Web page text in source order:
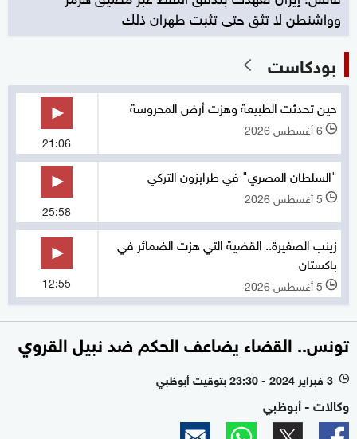
وواشنطن لا تثق حتى تثبت طهران ذلك
بودكاست
حين تحدثت الطبيعة وهزت أرض المحروسة
l 6 أغسطس 2026
21:06
"السلطان المصري" في طرابزون التركي
l 5 أغسطس 2026
25:58
زينب الصغيرة.. القضية التي هزت الضمائر في
باكستان
l 5 أغسطس 2026 12:55
تونس.. القضاء يضاعف الحكم ضد نبيل القروي
l 3 فبراير 2024 - 23:30 بتوقيت أبوظبي
وكالات - أبوظبي